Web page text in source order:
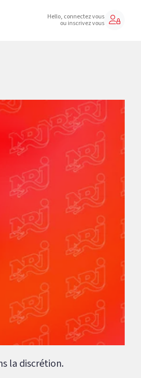
Hello, connectez vous
ou inscrivez vous
la discrétion.